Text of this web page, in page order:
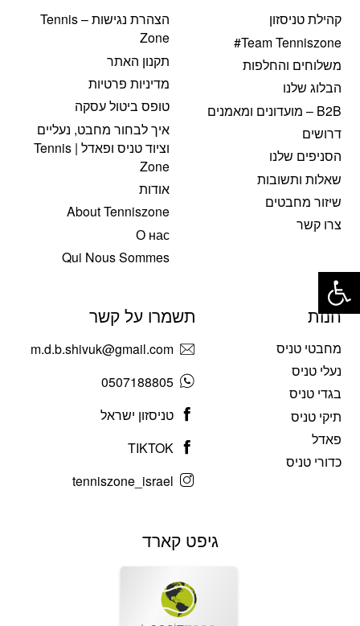
קהילת טניסזון
Team Tenniszone#
משלוחים והחלפות
הבלוג שלנו
B2B – מועדונים ומאמנים
דרושים
הסניפים שלנו
שאלות ותשובות
שיזור מחבטים
צרו קשר
הצהרת נגישות – Tennis
Zone
תקנון האתר
מדיניות פרטיות
טופס ביטול עסקה
איך לבחור מחבט, נעליים
וציוד טניס ופאדל | Tennis
Zone
אודות
About Tenniszone
О нас
Qui Nous Sommes
חנות
מחבטי טניס
נעלי טניס
בגדי טניס
תיקי טניס
פאדל
כדורי טניס
תשמרו על קשר
m.d.b.shivuk@gmail.com
0507188805
טניסזון ישראל
TIKTOK
tenniszone_israel
גיפט קארד
פתח סרגל נגישות